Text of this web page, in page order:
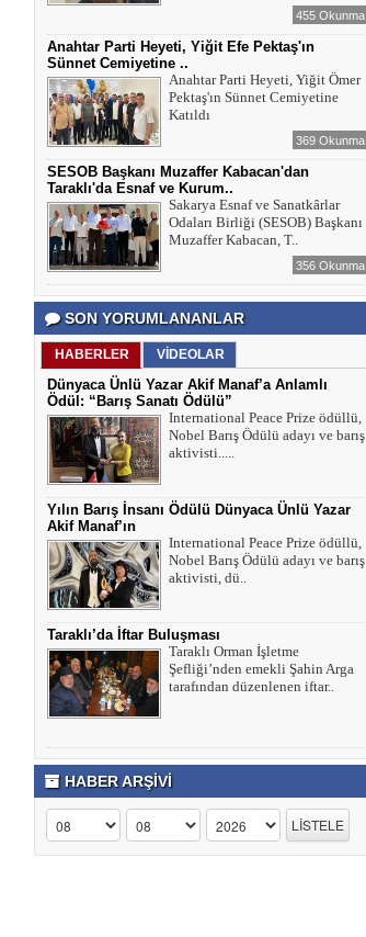
455 Okunma
Anahtar Parti Heyeti, Yiğit Efe Pektaş'ın
Sünnet Cemiyetine ..
Anahtar Parti Heyeti, Yiğit Ömer
Pektaş'ın Sünnet Cemiyetine
Katıldı
369 Okunma
SESOB Başkanı Muzaffer Kabacan'dan
Taraklı'da Esnaf ve Kurum..
Sakarya Esnaf ve Sanatkârlar
Odaları Birliği (SESOB) Başkanı
Muzaffer Kabacan, T..
356 Okunma
SON YORUMLANANLAR
HABERLER VİDEOLAR
Dünyaca Ünlü Yazar Akif Manaf’a Anlamlı
Ödül: “Barış Sanatı Ödülü”
International Peace Prize ödüllü,
Nobel Barış Ödülü adayı ve barış
aktivisti.....
Yılın Barış İnsanı Ödülü Dünyaca Ünlü Yazar
Akif Manaf’ın
International Peace Prize ödüllü,
Nobel Barış Ödülü adayı ve barış
aktivisti, dü..
Taraklı’da İftar Buluşması
Taraklı Orman İşletme
Şefliği’nden emekli Şahin Arga
tarafından düzenlenen iftar..
HABER ARŞİVİ